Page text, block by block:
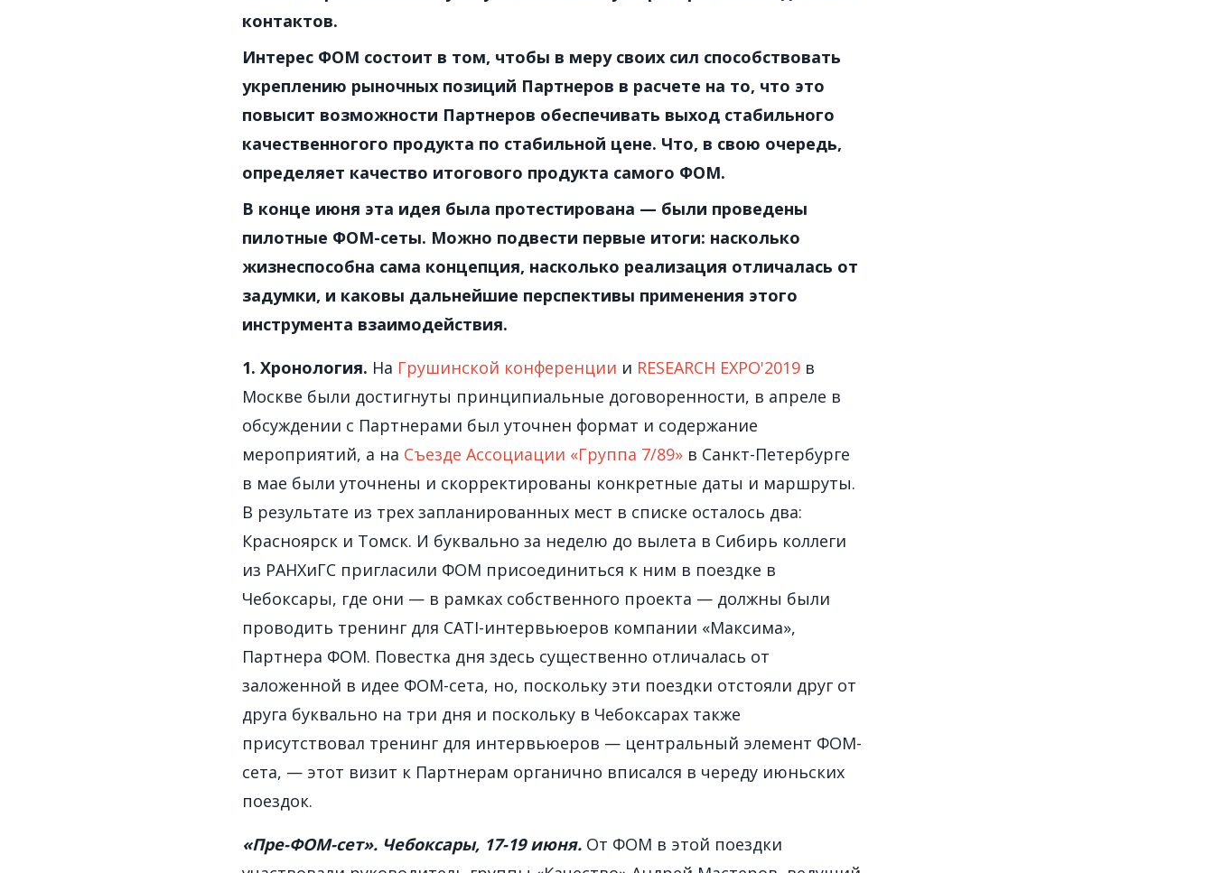
контактов.
Интерес ФОМ состоит в том, чтобы в меру своих сил способствовать
укреплению рыночных позиций Партнеров в расчете на то, что это
повысит возможности Партнеров обеспечивать выход стабильного
качественногого продукта по стабильной цене. Что, в свою очередь,
определяет качество итогового продукта самого ФОМ.
В конце июня эта идея была протестирована — были проведены
пилотные ФОМ-сеты. Можно подвести первые итоги: насколько
жизнеспособна сама концепция, насколько реализация отличалась от
задумки, и каковы дальнейшие перспективы применения этого
инструмента взаимодействия.
1. Хронология. На Грушинской конференции и RESEARCH EXPO'2019 в
Москве были достигнуты принципиальные договоренности, в апреле в
обсуждении с Партнерами был уточнен формат и содержание
мероприятий, а на Съезде Ассоциации «Группа 7/89» в Санкт-Петербурге
в мае были уточнены и скорректированы конкретные даты и маршруты.
В результате из трех запланированных мест в списке осталось два:
Красноярск и Томск. И буквально за неделю до вылета в Сибирь коллеги
из РАНХиГС пригласили ФОМ присоединиться к ним в поездке в
Чебоксары, где они — в рамках собственного проекта — должны были
проводить тренинг для CATI-интервьюеров компании «Максима»,
Партнера ФОМ. Повестка дня здесь существенно отличалась от
заложенной в идее ФОМ-сета, но, поскольку эти поездки отстояли друг от
друга буквально на три дня и поскольку в Чебоксарах также
присутствовал тренинг для интервьюеров — центральный элемент ФОМ-
сета, — этот визит к Партнерам органично вписался в череду июньских
поездок.
«Пре-ФОМ-сет». Чебоксары, 17-19 июня. От ФОМ в этой поездки